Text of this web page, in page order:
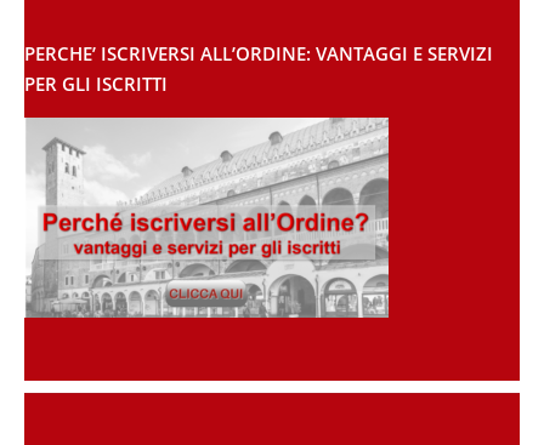
PERCHE’ ISCRIVERSI ALL’ORDINE: VANTAGGI E SERVIZI
PER GLI ISCRITTI